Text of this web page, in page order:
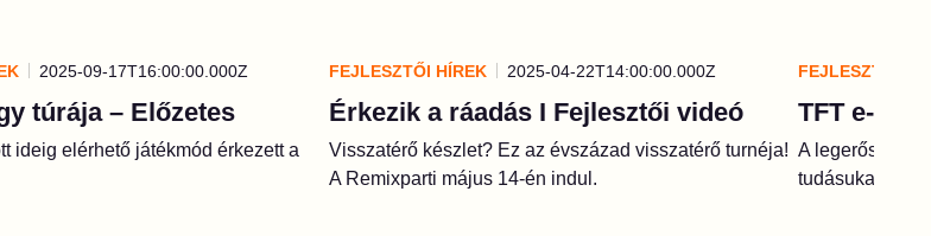
2025-09-17T16:00:00.000Z
túrája – Előzetes
ideig elérhető játékmód érkezett a
FEJLESZTŐI HÍREK 2025-04-22T14:00:00.000Z
Érkezik a ráadás I Fejlesztői videó
Visszatérő készlet? Ez az évszázad visszatérő turnéja!
A Remixparti május 14-én indul.
FEJLESZTŐI
TFT e-
A legerősebb
tudásukat